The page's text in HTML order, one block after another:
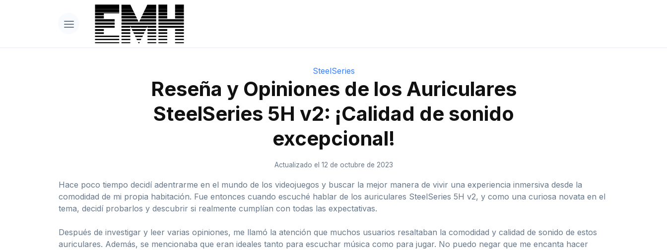
SteelSeries
Reseña y Opiniones de los Auriculares
SteelSeries 5H v2: ¡Calidad de sonido
excepcional!
Actualizado el 12 de octubre de 2023
Hace poco tiempo decidí adentrarme en el mundo de los videojuegos y buscar la mejor manera de vivir una experiencia inmersiva desde la
comodidad de mi propia habitación. Fue entonces cuando escuché hablar de los auriculares SteelSeries 5H v2, y como una curiosa novata en el
tema, decidí probarlos y descubrir si realmente cumplían con todas las expectativas.
Después de investigar y leer varias opiniones, me llamó la atención que muchos usuarios resaltaban la comodidad y calidad de sonido de estos
auriculares. Además, se mencionaba que eran ideales tanto para escuchar música como para jugar. No puedo negar que me encanta hacer